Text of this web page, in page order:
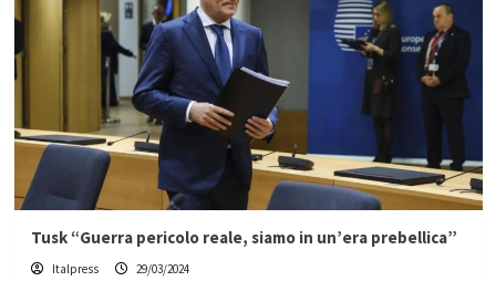
Tusk “Guerra pericolo reale, siamo in un’era prebellica”
Italpress 29/03/2024